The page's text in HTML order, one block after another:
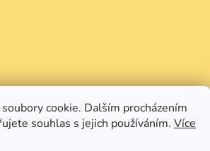
cookie. Dalším procházením
souhlas s jejich používáním. Více